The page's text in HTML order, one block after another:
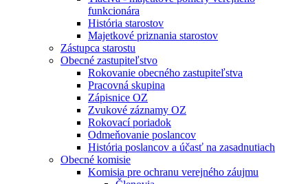
funkcionára
História starostov
Majetkové priznania starostov
Zástupca starostu
Obecné zastupiteľstvo
Rokovanie obecného zastupiteľstva
Pracovná skupina
Zápisnice OZ
Zvukové záznamy OZ
Rokovací poriadok
Odmeňovanie poslancov
História poslancov a účasť na zasadnutiach
Obecné komisie
Komisia pre ochranu verejného záujmu